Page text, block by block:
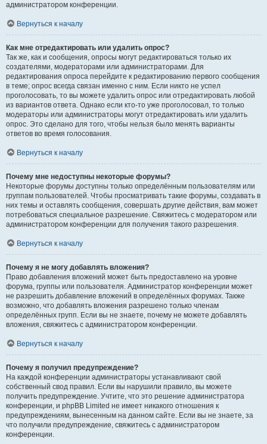
администратором конференции.
Вернуться к началу
Как мне отредактировать или удалить опрос?
Так же, как и сообщения, опросы могут редактироваться только их
создателями, модераторами или администраторами. Для
редактирования опроса перейдите к редактированию первого сообщения
в теме; опрос всегда связан именно с ним. Если никто не успел
проголосовать, то вы можете удалить опрос или отредактировать любой
из вариантов ответа. Однако если кто-то уже проголосовал, то только
модераторы или администраторы могут отредактировать или удалить
опрос. Это сделано для того, чтобы нельзя было менять варианты
ответов во время голосования.
Вернуться к началу
Почему мне недоступны некоторые форумы?
Некоторые форумы доступны только определённым пользователям или
группам пользователей. Чтобы просматривать такие форумы, создавать в
них темы и оставлять сообщения, совершать другие действия, вам может
потребоваться специальное разрешение. Свяжитесь с модератором или
администратором конференции для получения такого разрешения.
Вернуться к началу
Почему я не могу добавлять вложения?
Право добавления вложений может быть предоставлено на уровне
форума, группы или пользователя. Администратор конференции может
не разрешить добавление вложений в определённых форумах. Также
возможно, что добавлять вложения разрешено только членам
определённых групп. Если вы не знаете, почему не можете добавлять
вложения, свяжитесь с администратором конференции.
Вернуться к началу
Почему я получил предупреждение?
На каждой конференции администраторы устанавливают свой
собственный свод правил. Если вы нарушили правило, вы можете
получить предупреждение. Учтите, что это решение администратора
конференции, и phpBB Limited не имеет никакого отношения к
предупреждениям, вынесенным на данном сайте. Если вы не знаете, за
что получили предупреждение, свяжитесь с администратором
конференции.